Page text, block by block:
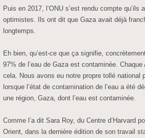
Puis en 2017, l’ONU s’est rendu compte
optimistes. Ils ont dit que Gaza avait déjà
longtemps.
Eh bien, qu’est-ce que ça signifie,
97% de l’eau de Gaza est contaminée.
cela. Nous avons eu notre propre tollé national
lorsque l’état de contamination de l’eau a été
une région, Gaza, dont l’eau est contaminée.
Comme l’a dit Sara Roy, du Centre d’Harvard
Orient, dans la dernière édition de son travail